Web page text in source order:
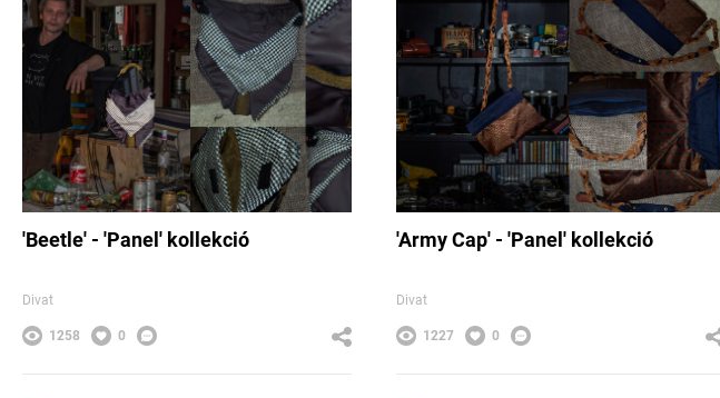
'Beetle' - 'Panel' kollekció
Divat
1258 0
'Army Cap' - 'Panel' kollekció
Divat
1227 0